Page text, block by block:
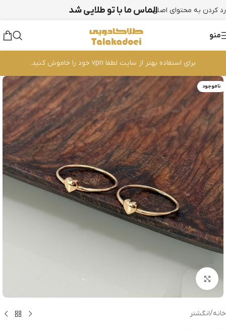
رد کردن به محتوای اصلیالماس ما با تو طلایی شد
منو
برای استفاده بهتر از سایت لطفا vpn خود را خاموش کنید.
ناموجود
بزرگنمایی تصویر
خانه/انگشتر